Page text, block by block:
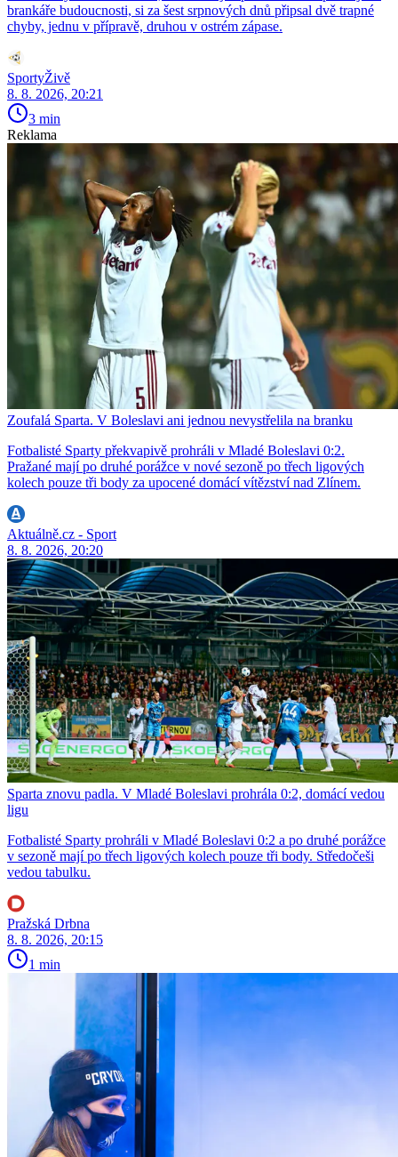
brankáře budoucnosti, si za šest srpnových dnů připsal dvě trapné
chyby, jednu v přípravě, druhou v ostrém zápase.
SportyŽivě
8. 8. 2026, 20:21
3 min
Reklama
Zoufalá Sparta. V Boleslavi ani jednou nevystřelila na branku
Fotbalisté Sparty překvapivě prohráli v Mladé Boleslavi 0:2.
Pražané mají po druhé porážce v nové sezoně po třech ligových
kolech pouze tři body za upocené domácí vítězství nad Zlínem.
Aktuálně.cz - Sport
8. 8. 2026, 20:20
Sparta znovu padla. V Mladé Boleslavi prohrála 0:2, domácí vedou
ligu
Fotbalisté Sparty prohráli v Mladé Boleslavi 0:2 a po druhé porážce
v sezoně mají po třech ligových kolech pouze tři body. Středočeši
vedou tabulku.
Pražská Drbna
8. 8. 2026, 20:15
1 min